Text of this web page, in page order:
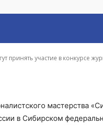
принять участие в конкурсе
мастерства
в Сибирском